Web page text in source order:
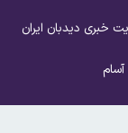
خبری دیدبان ایران